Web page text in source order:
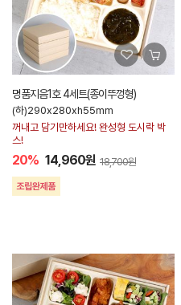
명품지음1호 4세트(종이뚜껑형)
(하)290x280xh55mm
꺼내고 담기만하세요! 완성형 도시락 박
스!
20% 14,960원 18,700원